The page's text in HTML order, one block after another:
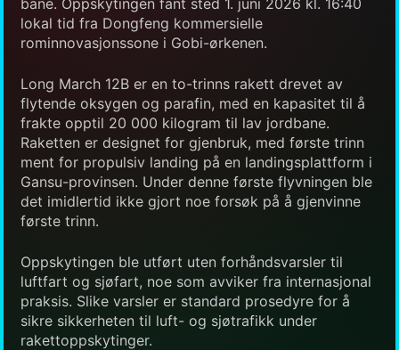
lokal tid fra Dongfeng kommersielle
rominnovasjonssone i Gobi-ørkenen.
Long March 12B er en to-trinns rakett drevet av
flytende oksygen og parafin, med en kapasitet til å
frakte opptil 20 000 kilogram til lav jordbane.
Raketten er designet for gjenbruk, med første trinn
ment for propulsiv landing på en landingsplattform i
Gansu-provinsen. Under denne første flyvningen ble
det imidlertid ikke gjort noe forsøk på å gjenvinne
første trinn.
Oppskytingen ble utført uten forhåndsvarsler til
luftfart og sjøfart, noe som avviker fra internasjonal
praksis. Slike varsler er standard prosedyre for å
sikre sikkerheten til luft- og sjøtrafikk under
rakettoppskytinger.